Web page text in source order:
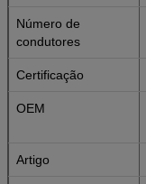
Número de
condutores
Certificação
OEM
Artigo